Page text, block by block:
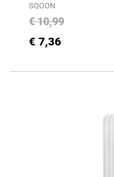
SQOON
€ 10,99
€ 7,36